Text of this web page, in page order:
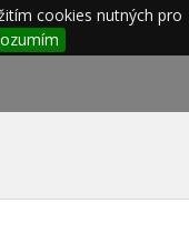
cookies nutných pro